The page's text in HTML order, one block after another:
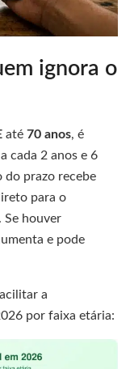
ignora o
até 70 anos, é
cada 2 anos e 6
do prazo recebe
para o
Se houver
e pode
a
por faixa etária: